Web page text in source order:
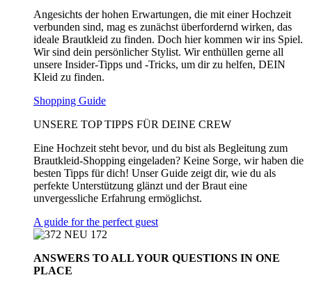
Angesichts der hohen Erwartungen, die mit einer Hochzeit
verbunden sind, mag es zunächst überfordernd wirken, das
ideale Brautkleid zu finden. Doch hier kommen wir ins Spiel.
Wir sind dein persönlicher Stylist. Wir enthüllen gerne all
unsere Insider-Tipps und -Tricks, um dir zu helfen, DEIN
Kleid zu finden.
Shopping Guide
UNSERE TOP TIPPS FÜR DEINE CREW
Eine Hochzeit steht bevor, und du bist als Begleitung zum
Brautkleid-Shopping eingeladen? Keine Sorge, wir haben die
besten Tipps für dich! Unser Guide zeigt dir, wie du als
perfekte Unterstützung glänzt und der Braut eine
unvergessliche Erfahrung ermöglichst.
A guide for the perfect guest
ANSWERS TO ALLYOUR QUESTIONS IN ONE
PLACE